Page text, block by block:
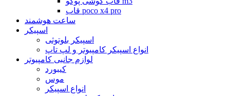
قاب poco x4 pro
ساعت هوشمند
اسپیکر
اسپیکر بلوتوثی
انواع اسپیکر کامپیوتر و لپ تاپ
لوازم جانبی کامپیوتر
کیبورد
موس
انواع اسپیکر